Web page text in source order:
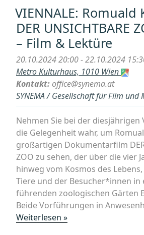
VIENNALE: Romuald
DER UNSICHTBARE
– Film & Lektüre
20.10.2024 20:00 - 22.10.2024
Metro Kulturhaus, 1010 Wien
Kontakt:office@synema.at
SYNEMA / Gesellschaft für Film und
Nehmen Sie bei der diesjährigen
die Gelegenheit wahr, um
großartigen Dokumentarfilm DER
ZOO zu sehen, der über die vier
hinweg vom Kosmos des
Tiere und der Besucher*innen in
führenden zoologischen Gärten
Beide Vorführungen in
Weiterlesen »„VIENNALE: